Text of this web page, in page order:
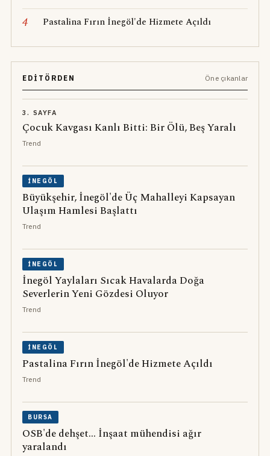
4 Pastalina Fırın İnegöl'de Hizmete Açıldı
EDITÖRDEN Öne çıkanlar
3. SAYFA
Çocuk Kavgası Kanlı Bitti: Bir Ölü, Beş Yaralı
Trend
İNEGÖL
Büyükşehir, İnegöl'de Üç Mahalleyi Kapsayan
Ulaşım Hamlesi Başlattı
Trend
İNEGÖL
İnegöl Yaylaları Sıcak Havalarda Doğa
Severlerin Yeni Gözdesi Oluyor
Trend
İNEGÖL
Pastalina Fırın İnegöl'de Hizmete Açıldı
Trend
BURSA
OSB'de dehşet... İnşaat mühendisi ağır
yaralandı